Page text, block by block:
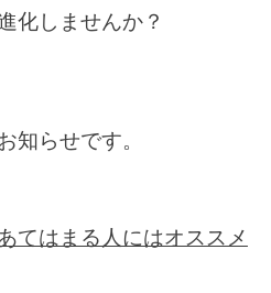
化しませんか？
知らせです。
てはまる人にはオススメ